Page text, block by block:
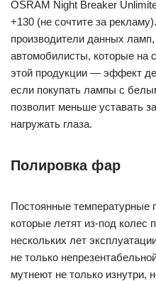
OSRAM Night Breaker
+130 (не сочтите за
производители данных
автомобилисты, которые на
этой продукции — эффект
если покупать лампы с
позволит меньше уставать
нагружать глаза.
Полировка фар
Постоянные температурные
которые летят из-под колес
нескольких лет
не только
мутнеют не только изнутри,